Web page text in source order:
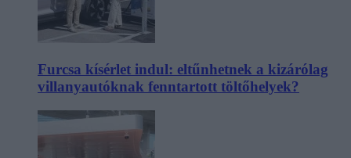
Furcsa kísérlet indul: eltűnhetnek a kizárólag
villanyautóknak fenntartott töltőhelyek?